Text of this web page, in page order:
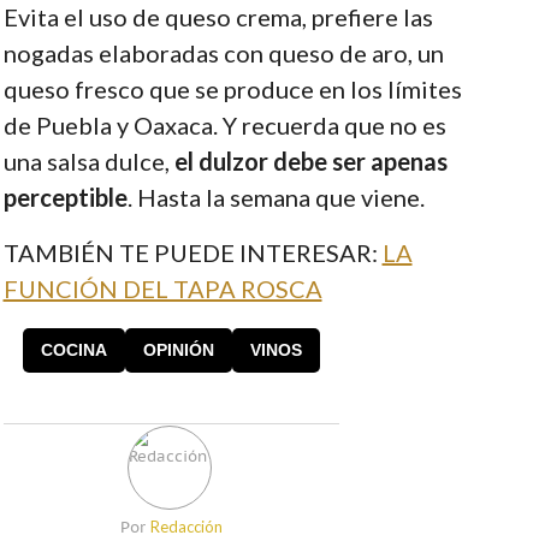
Evita el uso de queso crema, prefiere las
nogadas elaboradas con queso de aro, un
queso fresco que se produce en los límites
de Puebla y Oaxaca. Y recuerda que no es
una salsa dulce, el dulzor debe ser apenas
perceptible. Hasta la semana que viene.
TAMBIÉN TE PUEDE INTERESAR: LA
FUNCIÓN DEL TAPA ROSCA
COCINA OPINIÓN VINOS
Por Redacción